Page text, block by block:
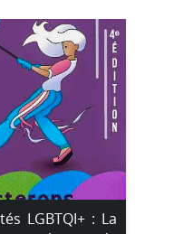
LGBTQI+ : La